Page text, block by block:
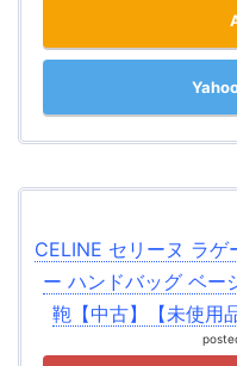
CELINE セリーヌ ラ
ー ハンドバッグ ベー
鞄【中古】【未使用